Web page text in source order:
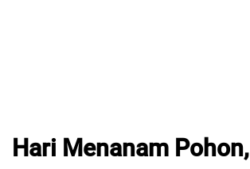
Hari Menanam Pohon,